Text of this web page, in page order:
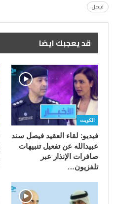
فيصل
قد يعجبك ايضا
الكويت
فيديو: لقاء العقيد فيصل سند
عبيدالله عن تفعيل تنبيهات
صافرات الإنذار عبر
تلفزيون…